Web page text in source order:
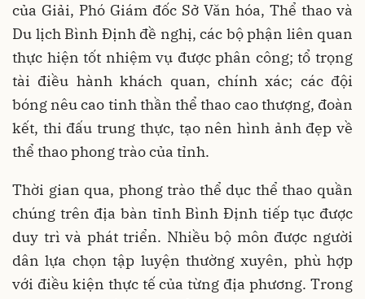
của Giải, Phó Giám đốc Sở Văn hóa, Thể thao và
Du lịch Bình Định đề nghị, các bộ phận liên quan
thực hiện tốt nhiệm vụ được phân công; tổ trọng
tài điều hành khách quan, chính xác; các đội
bóng nêu cao tinh thần thể thao cao thượng, đoàn
kết, thi đấu trung thực, tạo nên hình ảnh đẹp về
thể thao phong trào của tỉnh.
Thời gian qua, phong trào thể dục thể thao quần
chúng trên địa bàn tỉnh Bình Định tiếp tục được
duy trì và phát triển. Nhiều bộ môn được người
dân lựa chọn tập luyện thường xuyên, phù hợp
với điều kiện thực tế của từng địa phương. Trong